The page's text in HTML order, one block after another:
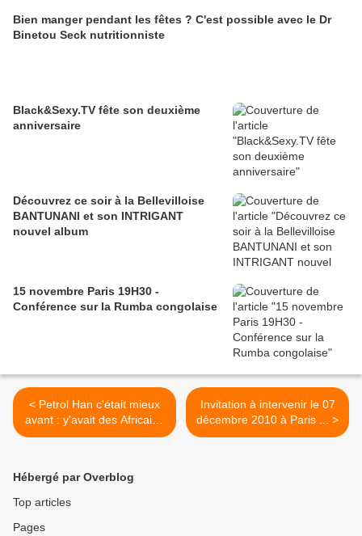
Bien manger pendant les fêtes ? C'est possible avec le Dr
Binetou Seck nutritionniste
Black&Sexy.TV fête son deuxième
anniversaire
Découvrez ce soir à la Bellevilloise
BANTUNANI et son INTRIGANT
nouvel album
15 novembre Paris 19H30 -
Conférence sur la Rumba congolaise
< Petrol Han c'était mieux
avant : y'avait des Africains
dans leurs pubs !
Invitation à intervenir le 07
décembre 2010 à Paris ... >
Hébergé par Overblog
Top articles
Pages